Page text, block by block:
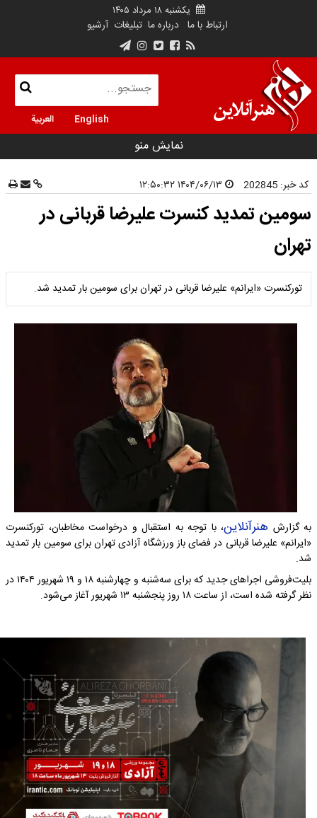
یکشنبه ۱۸ مرداد ۱۴۰۵
ارتباط با ما درباره ما تبلیغات آرشیو
English العربية
نمایش منو
کد خبر: 202845
سومین تمدید کنسرت علیرضا قربانی در
تهران
تورکنسرت «ایرانم» علیرضا قربانی در تهران برای سومین بار تمدید شد‌.
به گزارش هنرآنلاین، با توجه به استقبال و درخواست مخاطبان، تورکنسرت‌
«ایرانم» علیرضا قربانی در فضای باز ورزشگاه آزادی تهران برای سومین بار تمدید
شد.
بلیت‌فروشی اجراهای جدید که برای سه‌شنبه و چهارشنبه ۱۸ و ۱۹ شهریور ۱۴۰۴ در
نظر گرفته شده است، از ساعت ۱۸ روز پنجشنبه ۱۳ شهریور آغاز می‌شود.